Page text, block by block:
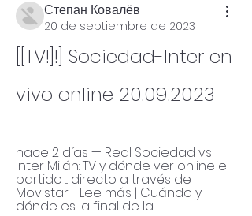
Степан Ковалёв
20 de septiembre de 2023
[[TV!]!] Sociedad-Inter en
vivo online 20.09.2023
hace 2 días — Real Sociedad vs
Inter Milán: TV y dónde ver online el
partido ... directo a través de
Movistar+. Lee más | Cuándo y
dónde es la final de la ...